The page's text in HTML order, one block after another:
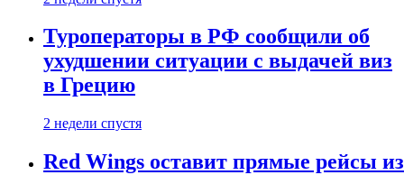
Туроператоры в РФ сообщили об
ухудшении ситуации с выдачей виз
в Грецию
2 недели спустя
Red Wings оставит прямые рейсы